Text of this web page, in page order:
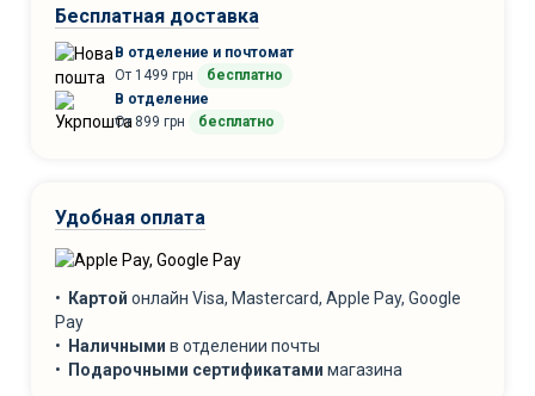
Бесплатная доставка
В отделение и почтомат
От 1499 грн
бесплатно
В отделение
От 899 грн
бесплатно
Удобная оплата
• Картой онлайн Visa, Mastercard, Apple Pay, Google
Pay
• Наличными в отделении почты
• Подарочными сертификатами магазина